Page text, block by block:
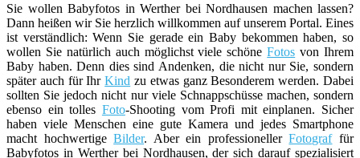
Sie wollen Babyfotos in Werther bei Nordhausen machen lassen?
Dann heißen wir Sie herzlich willkommen auf unserem Portal. Eines
ist verständlich: Wenn Sie gerade ein Baby bekommen haben, so
wollen Sie natürlich auch möglichst viele schöneFotos von Ihrem
Baby haben. Denn dies sind Andenken, die nicht nur Sie, sondern
später auch für IhrKind zu etwas ganz Besonderem werden. Dabei
sollten Sie jedoch nicht nur viele Schnappschüsse machen, sondern
ebenso ein tolles Foto-Shooting vom Profi mit einplanen. Sicher
haben viele Menschen eine gute Kamera und jedes Smartphone
macht hochwertigeBilder. Aber ein professionellerFotograffür
Babyfotos in Werther bei Nordhausen, der sich darauf spezialisiert